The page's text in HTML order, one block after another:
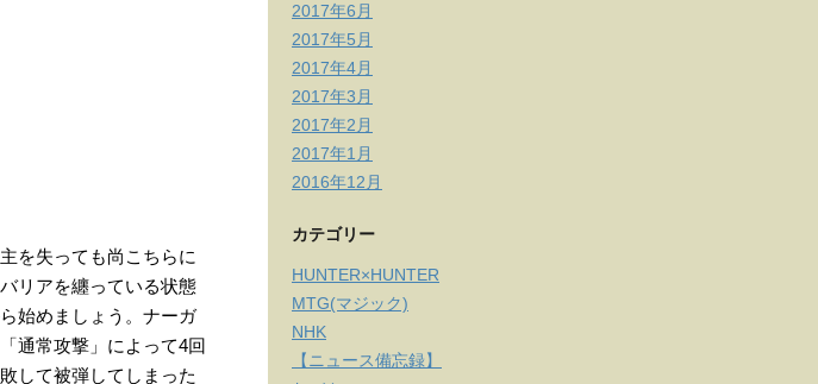
を失っても尚こちらに
リアを纏っている状態
始めましょう。ナーガ
通常攻撃」によって4回
して被弾してしまった
2017年6月
2017年5月
2017年4月
2017年3月
2017年2月
2017年1月
2016年12月
カテゴリー
HUNTER×HUNTER
MTG(マジック)
NHK
【ニュース備忘録】